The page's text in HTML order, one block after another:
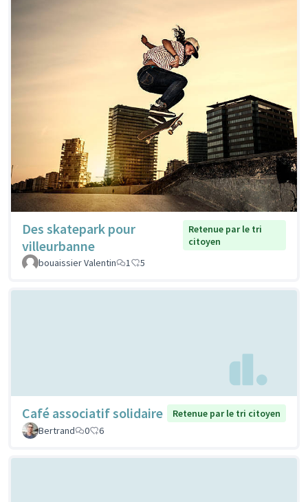
Des skatepark pour
villeurbanne
Retenue par le tri
citoyen
bouaissier Valentin
1 5
Café associatif solidaire
Retenue par le tri citoyen
Bertrand
0 6